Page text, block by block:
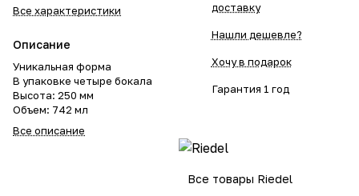
Все характеристики
Описание
Уникальная форма
В упаковке четыре бокала
Высота: 250 мм
Объем: 742 мл
Все описание
доставку
Нашли дешевле?
Хочу в подарок
Гарантия 1 год
Все товары Riedel